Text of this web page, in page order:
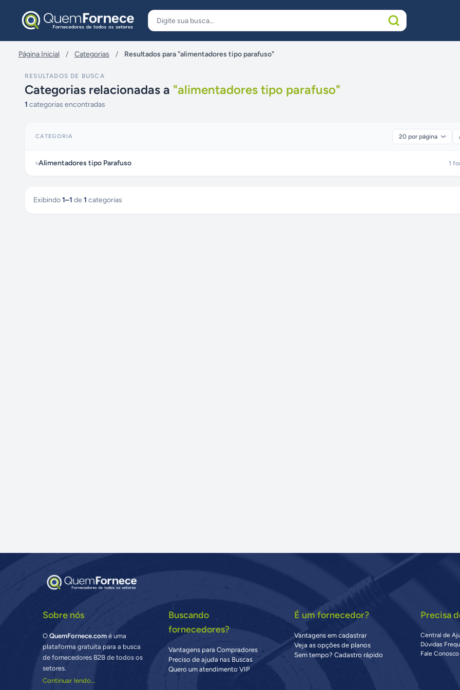
Página Inicial / Categorias / Resultados para "alimentadores tipo parafuso"
RESULTADOS DE BUSCA
Categorias relacionadas a "alimentadores tipo parafuso"
1 categorias encontradas
CATEGORIA
Alimentadores tipo Parafuso 1
Exibindo1–1 de 1 categorias
Sobre nós
OQuemFornece.com é uma
plataforma gratuita para a busca
de fornecedores B2B de todos os
setores.
Continuar lendo...
Buscando
fornecedores?
Vantagens para Compradores
Preciso de ajuda nas Buscas
Quero um atendimento VIP
É um fornecedor?
Vantagens em cadastrar
Veja as opções de planos
Sem tempo? Cadastro rápido
Precisa
Central de
Dúvidas
Fale Conosco